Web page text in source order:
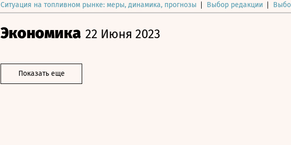
Ситуация на топливном рынке: меры, динамика, прогнозы Выбор редакции
Экономика 22 Июня 2023
Показать еще